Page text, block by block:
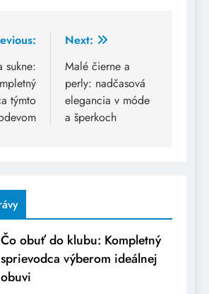
sukne:
týmto
Next:
Malé čierne a
perly: nadčasová
elegancia v móde
a šperkoch
Čo obuť do klubu: Kompletný
sprievodca výberom ideálnej
obuvi